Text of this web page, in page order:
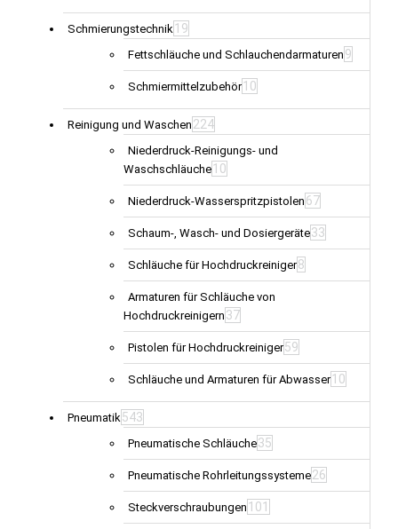
Schmierungstechnik 19
Fettschläuche und Schlauchendarmaturen 9
Schmiermittelzubehör 10
Reinigung und Waschen 224
Niederdruck-Reinigungs- und
Waschschläuche 10
Niederdruck-Wasserspritzpistolen 67
Schaum-, Wasch- und Dosiergeräte33
Schläuche für Hochdruckreiniger8
Armaturen für Schläuche von
Hochdruckreinigern 37
Pistolen für Hochdruckreiniger59
Schläuche und Armaturen für Abwasser 10
Pneumatik 543
Pneumatische Schläuche35
Pneumatische Rohrleitungssysteme26
Steckverschraubungen 101